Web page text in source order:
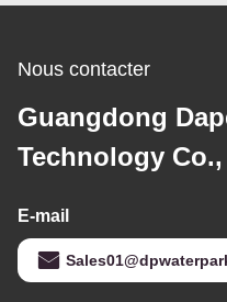
Nous contacter
Guangdong
Technology
E-mail